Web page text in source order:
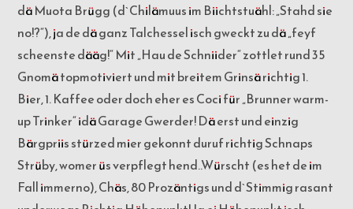
dä Muota Brügg (d`Chilämuus im Biichtstuähl: „Stahd sie
no!?“), ja de dä ganz Talchessel isch gweckt zu dä „feyf
scheenste dääg!“ Mit „Hau de Schniider“ zottlet rund 35
Gnomä topmotiviert und mit breitem Grinsä richtig 1.
Bier, 1. Kaffee oder doch eher es Coci für „Brunner warm-
up Trinker“ idä Garage Gwerder! Dä erst und einzig
Bärgpriisstürzed mier gekonnt duruf richtig Schnaps
Strüby, womer üs verpflegt hend..Würscht (es het de im
Fall immerno), Chäs, 80 Prozäntigs und d`Stimmig rasant